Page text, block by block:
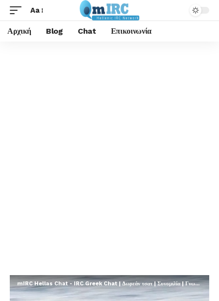
Aa
Αρχική Blog Chat Επικοινωνία
mIRC Hellas Chat - IRC Greek Chat | Δωρεάν τσατ | Συνομιλία | Γνωριμίες | FREE